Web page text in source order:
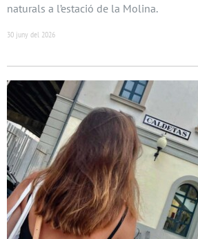
naturals a l’estació de la Molina.
30 juny del 2026